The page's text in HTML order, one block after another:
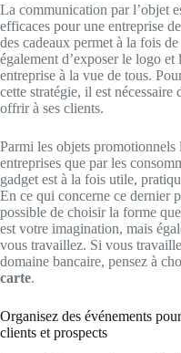
La communication par l’objet
efficaces pour une entreprise
des cadeaux permet à la fois
également d’exposer le logo
entreprise à la vue de tous.
cette stratégie, il est nécessaire
offrir à ses clients.
Parmi les objets promotionnels
entreprises que par les
gadget est à la fois utile,
En ce qui concerne ce dernier
possible de choisir la forme
est votre imagination, mais
vous travaillez. Si vous
domaine bancaire, pensez à
carte.
Organisez des événements
clients et prospects